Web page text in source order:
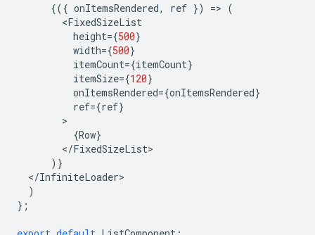
{({ onItemsRendered, ref }) => (
<FixedSizeList
height={500}
width={500}
itemCount={itemCount}
itemSize={120}
onItemsRendered={onItemsRendered}
ref={ref}
{Row}
</FixedSizeList
)}
</InfiniteLoader
)
};